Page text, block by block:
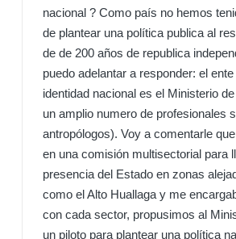
nacional ? Como país no hemos
de plantear una política publica al
de de 200 años de republica
puedo adelantar a responder: el
identidad nacional es el Ministerio
un amplio numero de profesionales
antropólogos). Voy a comentarle
en una comisión multisectorial para
presencia del Estado en zonas
como el Alto Huallaga y me
con cada sector, propusimos al
un piloto para plantear una política